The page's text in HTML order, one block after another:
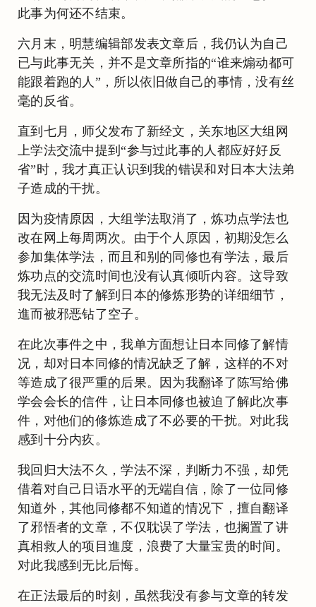
此事为何还不结束。
六月末，明慧编辑部发表文章后，我仍认为自己
已与此事无关，并不是文章所指的“谁来煽动都可
能跟着跑的人”，所以依旧做自己的事情，没有丝
毫的反省。
直到七月，师父发布了新经文，关东地区大组网
上学法交流中提到“参与过此事的人都应好好反
省”时，我才真正认识到我的错误和对日本大法弟
子造成的干扰。
因为疫情原因，大组学法取消了，炼功点学法也
改在网上每周两次。由于个人原因，初期没怎么
参加集体学法，而且和别的同修也有学法，最后
炼功点的交流时间也没有认真倾听内容。这导致
我无法及时了解到日本的修炼形势的详细细节，
進而被邪恶钻了空子。
在此次事件之中，我单方面想让日本同修了解情
况，却对日本同修的情况缺乏了解，这样的不对
等造成了很严重的后果。因为我翻译了陈写给佛
学会会长的信件，让日本同修也被迫了解此次事
件，对他们的修炼造成了不必要的干扰。对此我
感到十分内疚。
我回归大法不久，学法不深，判断力不强，却凭
借着对自己日语水平的无端自信，除了一位同修
知道外，其他同修都不知道的情况下，擅自翻译
了邪悟者的文章，不仅耽误了学法，也搁置了讲
真相救人的项目進度，浪费了大量宝贵的时间。
对此我感到无比后悔。
在正法最后的时刻，虽然我没有参与文章的转发